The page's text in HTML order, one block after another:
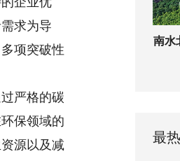
求为导
项突破性
严格的碳
保领域的
源以及减
南水
最